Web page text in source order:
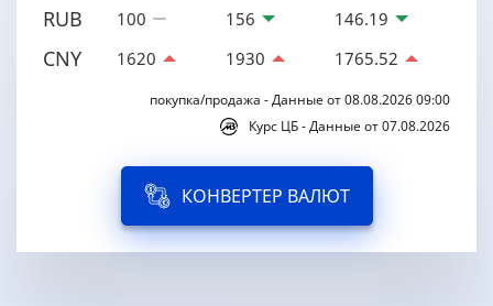
RUB 100 156 146.19
CNY 1620 1930 1765.52
покупка/продажа - Данные от 08.08.2026 09:00
Курс ЦБ - Данные от 07.08.2026
КОНВЕРТЕР ВАЛЮТ